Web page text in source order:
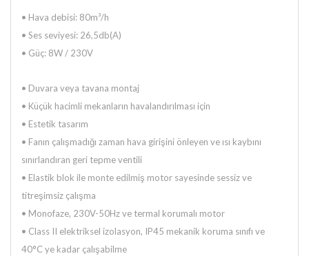
• Hava debisi: 80m³/h
• Ses seviyesi: 26,5db(A)
• Güç: 8W / 230V
• Duvara veya tavana montaj
• Küçük hacimli mekanların havalandırılması için
• Estetik tasarım
• Fanın çalışmadığı zaman hava girişini önleyen ve ısı kaybını
sınırlandıran geri tepme ventili
• Elastik blok ile monte edilmiş motor sayesinde sessiz ve
titreşimsiz çalışma
• Monofaze, 230V-50Hz ve termal korumalı motor
• Class II elektriksel izolasyon, IP45 mekanik koruma sınıfı ve
40°C ye kadar çalışabilme